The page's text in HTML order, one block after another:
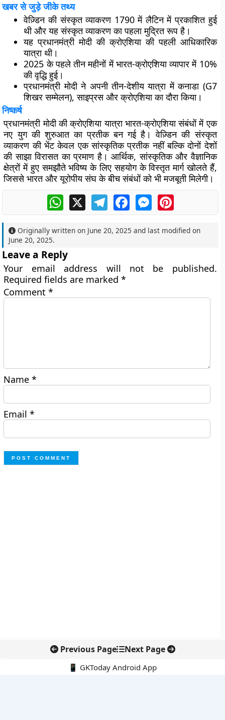
खबर से जुड़े जीके तथ्य
वेज़्डिन की संस्कृत व्याकरण 1790 में लैटिन में प्रकाशित हुई
थी और यह संस्कृत व्याकरण का पहला मुद्रित रूप है।
यह प्रधानमंत्री मोदी की क्रोएशिया की पहली आधिकारिक
यात्रा थी।
2025 के पहले तीन महीनों में भारत-क्रोएशिया व्यापार में 10%
की वृद्धि हुई।
प्रधानमंत्री मोदी ने अपनी तीन-देशीय यात्रा में कनाडा (G7
शिखर सम्मेलन), साइप्रस और क्रोएशिया का दौरा किया।
निष्कर्ष
प्रधानमंत्री मोदी की क्रोएशिया यात्रा भारत-क्रोएशिया संबंधों में एक
नए युग की शुरुआत का प्रतीक बन गई है। वेज़्डिन की संस्कृत
व्याकरण की भेंट केवल एक सांस्कृतिक प्रतीक नहीं बल्कि दोनों देशों
की साझा विरासत का प्रमाण है। आर्थिक, सांस्कृतिक और वैज्ञानिक
क्षेत्रों में हुए समझौते भविष्य के लिए सहयोग के विस्तृत मार्ग खोलते हैं,
जिससे भारत और यूरोपीय संघ के बीच संबंधों को भी मजबूती मिलेगी।
WhatsApp
X TelegramFacebookMessengerPinterest
Originally written on June 20, 2025 and last modified on
June 20, 2025.
Leave a Reply
Your email address will not be published.
Required fields are marked*
Comment*
Name*
Email*
Previous Page Next Page
📱 GKToday Android App